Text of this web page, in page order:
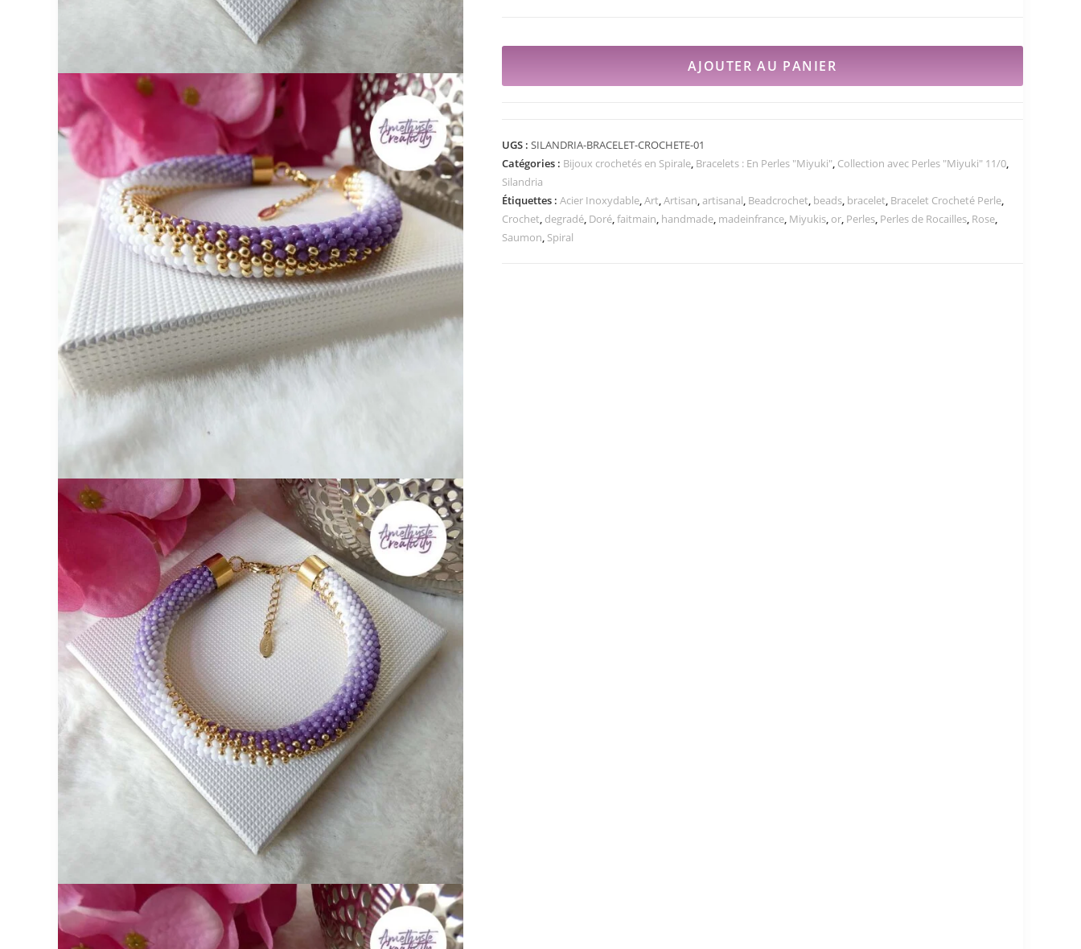
AJOUTER AU PANIER
UGS : SILANDRIA-BRACELET-CROCHETE-01
Catégories : Bijoux crochetés en Spirale, Bracelets : En Perles "Miyuki", Collection avec Perles "Miyuki" 11/0,
Silandria
Étiquettes : Acier Inoxydable,Art,Artisan,artisanal, Beadcrochet, beads, bracelet, Bracelet Crocheté Perle,
Crochet, degradé, Doré,faitmain, handmade, madeinfrance, Miyukis, or, Perles, Perles de Rocailles, Rose,
Saumon, Spiral